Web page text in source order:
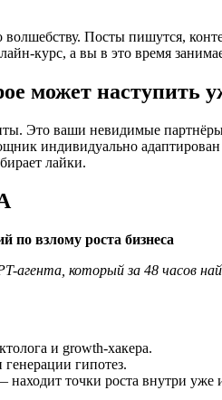
волшебству. Посты пишутся,
курс, а вы в это время
может наступить
Это ваши невидимые
индивидуально
лайки.
по взлому роста бизнеса
агента, который за 48 часов
и growth-хакера.
гипотез.
находит точки роста внутри